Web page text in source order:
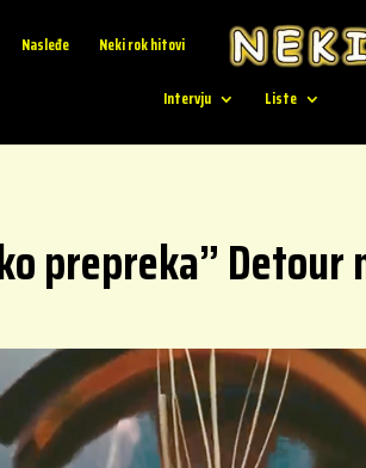
Nasleđe Neki rok hitovi
Intervju Liste
prepreka”